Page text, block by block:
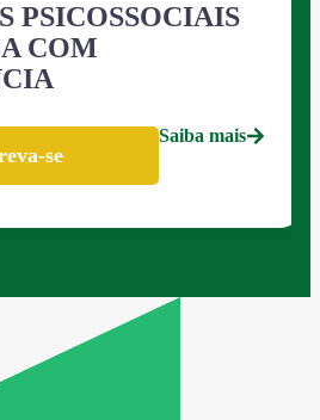
PSICOSSOCIAIS
COM
se
Saiba mais